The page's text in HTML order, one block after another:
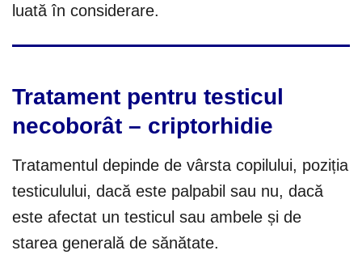
luată în considerare.
Tratament pentru testicul
necoborât – criptorhidie
Tratamentul depinde de vârsta copilului, poziția
testiculului, dacă este palpabil sau nu, dacă
este afectat un testicul sau ambele și de
starea generală de sănătate.